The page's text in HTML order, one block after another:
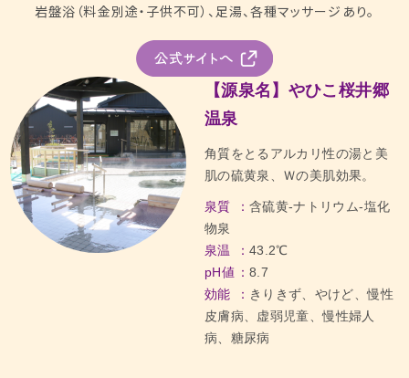
岩盤浴（料金別途・子供不可）、足湯、各種マッサージあり。
【源泉名】やひこ桜井郷
温泉
角質をとるアルカリ性の湯と美
肌の硫黄泉、Ｗの美肌効果。
泉質
含硫黄-ナトリウム-塩化
物泉
泉温
43.2℃
pH値
8.7
効能
きりきず、やけど、慢性
皮膚病、虚弱児童、慢性婦人
病、糖尿病